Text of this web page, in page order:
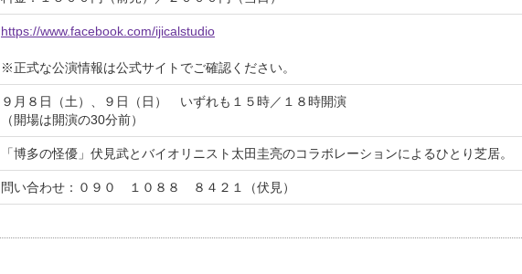
https://www.facebook.com/ijicalstudio
※正式な公演情報は公式サイトでご確認ください。
９月８日（土）、９日（日） いずれも１５時／１８時開演
（開場は開演の30分前）
「博多の怪優」伏見武とバイオリニスト太田圭亮のコラボレーションによるひとり芝居。
問い合わせ：０９０ １０８８ ８４２１（伏見）